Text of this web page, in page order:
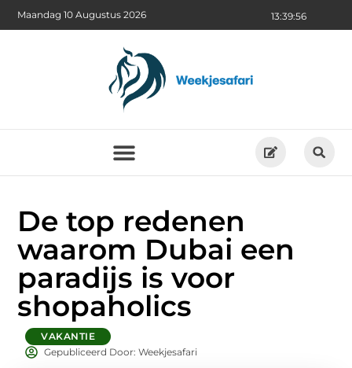
13:39:58
Maandag 10 Augustus 2026
De top redenen
waarom Dubai een
paradijs is voor
shopaholics
VAKANTIE
Gepubliceerd Door: Weekjesafari